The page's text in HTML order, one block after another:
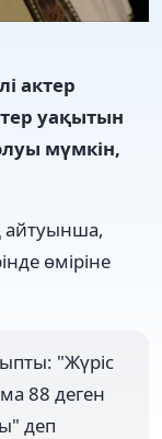
актер
уақытын
мүмкін,
айтуынша,
өміріне
"Жүріс
88 деген
деп